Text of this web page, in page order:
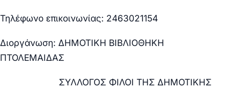
Τηλέφωνο επικοινωνίας: 2463021154
Διοργάνωση: ΔΗΜΟΤΙΚΗ ΒΙΒΛΙΟΘΗΚΗ
ΠΤΟΛΕΜΑΙΔΑΣ
ΣΥΛΛΟΓΟΣ ΦΙΛΟΙ ΤΗΣ ΔΗΜΟΤΙΚΗΣ